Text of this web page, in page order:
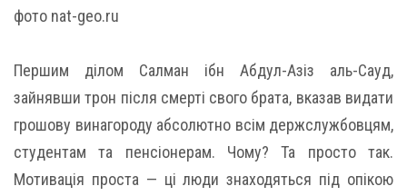
фото nat-geo.ru
Першим ділом Салман ібн Абдул-Азіз аль-Сауд,
зайнявши трон після смерті свого брата, вказав видати
грошову винагороду абсолютно всім держслужбовцям,
студентам та пенсіонерам. Чому? Та просто так.
Мотивація проста — ці люди знаходяться під опікою